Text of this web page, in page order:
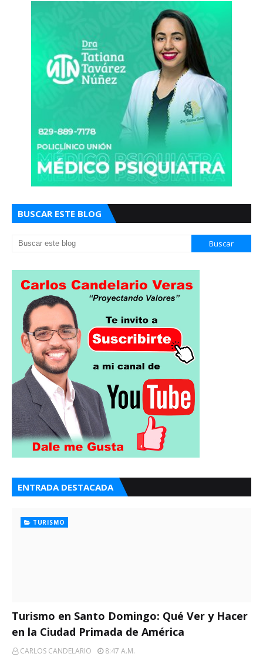
BUSCAR ESTE BLOG
ENTRADA DESTACADA
TURISMO
Turismo en Santo Domingo: Qué Ver y Hacer
en la Ciudad Primada de América
CARLOS CANDELARIO
8:47 A.m.